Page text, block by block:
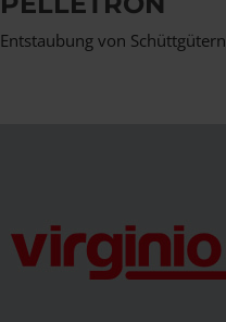
Entstaubung von Schüttgütern